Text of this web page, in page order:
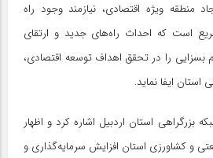
منطقه ویژه اقتصادی، نیازمند وجود راه
است که احداث راه‌های جدید و ارتقای
بسزایی را در تحقق اهداف توسعه اقتصادی،
ایفا نماید.
بزرگراهی استان اردبیل اشاره کرد و اظهار
و کشاورزی استان افزایش سرمایه‌گذاری و